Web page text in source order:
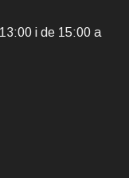
i de 15:00 a